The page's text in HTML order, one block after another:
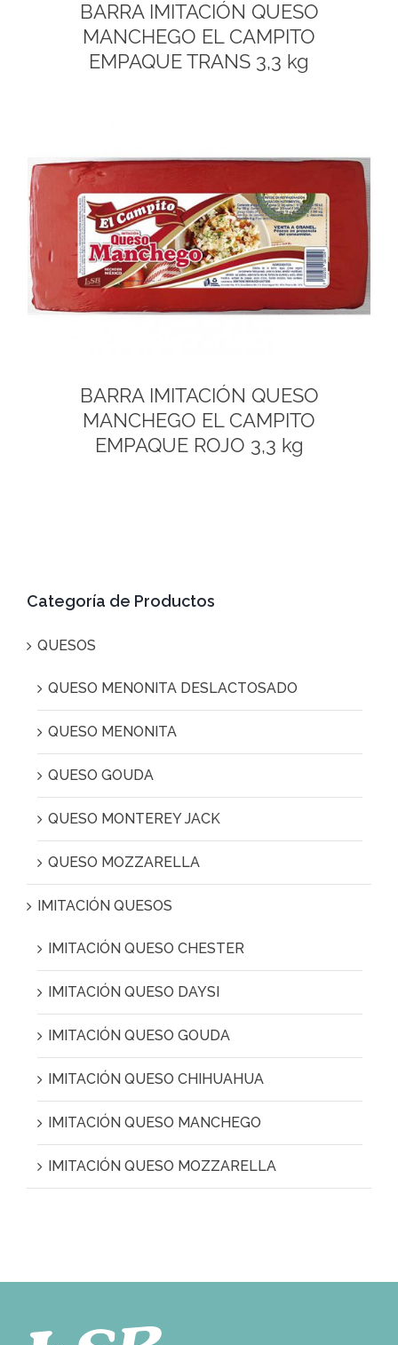
BARRA IMITACIÓN QUESO
MANCHEGO EL CAMPITO
EMPAQUE TRANS 3,3 kg
BARRA IMITACIÓN QUESO
MANCHEGO EL CAMPITO
EMPAQUE ROJO 3,3 kg
Categoría de Productos
QUESOS
QUESO MENONITA DESLACTOSADO
QUESO MENONITA
QUESO GOUDA
QUESO MONTEREY JACK
QUESO MOZZARELLA
IMITACIÓN QUESOS
IMITACIÓN QUESO CHESTER
IMITACIÓN QUESO DAYSI
IMITACIÓN QUESO GOUDA
IMITACIÓN QUESO CHIHUAHUA
IMITACIÓN QUESO MANCHEGO
IMITACIÓN QUESO MOZZARELLA